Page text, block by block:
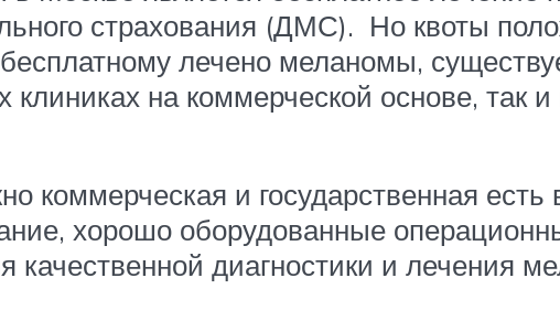
страхования (ДМС). Но квоты
лечено меланомы,
клиниках на коммерческой основе, так
коммерческая и государственная
хорошо оборудованные
диагностики и лечения